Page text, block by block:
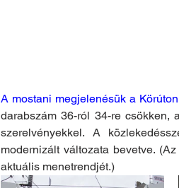
A mostani megjelenésük a Körúton
darabszám 36-ról 34-re
szerelvényekkel. A
modernizált változata bevetve.
aktuális menetrendjét.)